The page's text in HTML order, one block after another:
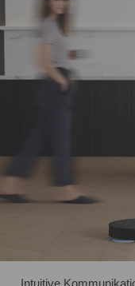
Intuitive